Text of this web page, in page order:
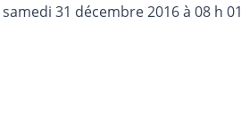
samedi 31 décembre 2016 à 08 h 01